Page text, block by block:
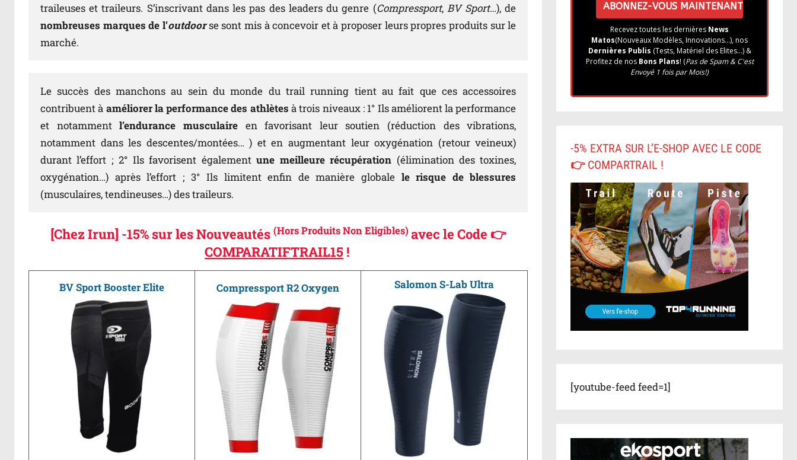
traileuses et traileurs. S’inscrivant dans les pas des leaders du genre (Compressport, BV Sport…), de
nombreuses marques de l’outdoorse sont mis à concevoir et à proposer leurs propres produits sur le
marché.
Le succès des manchons au sein du monde du trail running tient au fait que ces accessoires
contribuent à améliorer la performancedes athlètes à trois niveaux : 1° Ils améliorent la performance
et notammentl’endurance musculaireen favorisant leur soutien (réduction des vibrations,
notamment dans les descentes/montées… ) et en augmentant leur oxygénation (retour veineux)
durant l’effort ; 2° Ils favorisent égalementune meilleure récupération (élimination des toxines,
oxygénation…) après l’effort ; 3° Ils limitent enfin de manière globale le risque de blessures
(musculaires, tendineuses…) des traileurs.
[Chez Irun] -15% sur les Nouveautés (Hors Produits Non Eligibles) avec le Code 👉
COMPARATIFTRAIL15 !
BV Sport Booster Elite Compressport R2 Oxygen Salomon S-Lab Ultra
Recevez toutes les dernières News
Matos(Nouveaux Modèles, Innovations...), nos
Dernières Publis (Tests, Matériel des Elites...) &
Profitez de nosBons Plans! (Pas de Spam & C'est
Envoyé 1 fois par Mois!)
-5% EXTRA SUR L’E-SHOP AVEC LE CODE
👉 COMPARTRAIL !
[youtube-feed feed=1]